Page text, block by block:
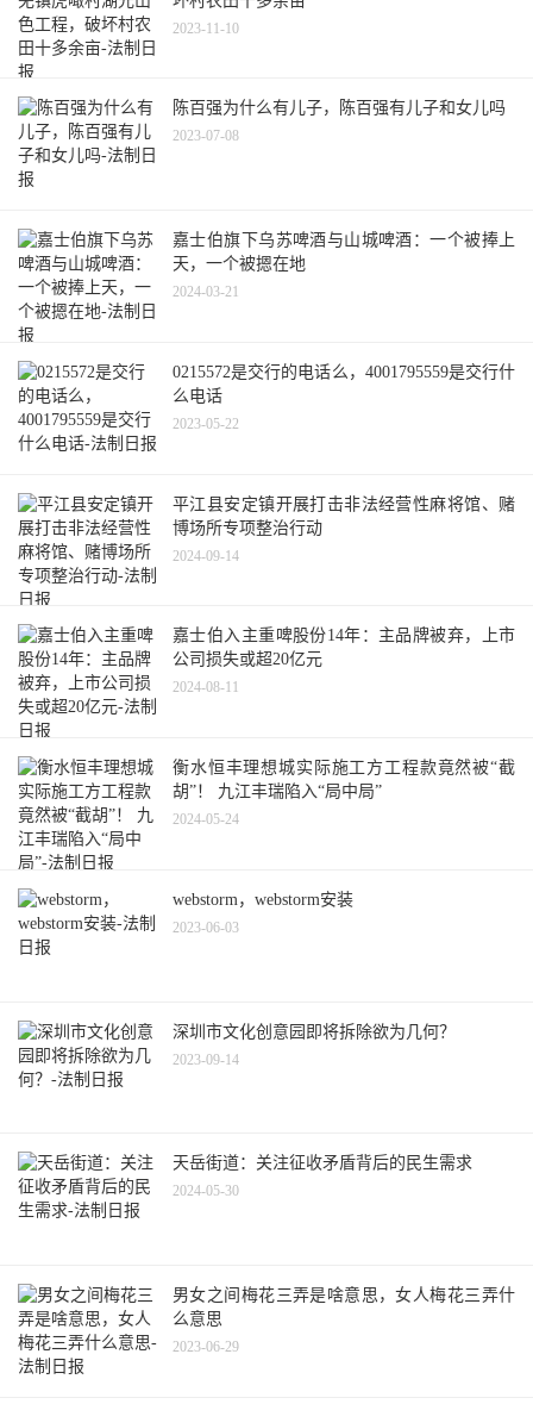
2023-11-10
陈百强为什么有儿子，陈百强有儿子和女儿吗
2023-07-08
嘉士伯旗下乌苏啤酒与山城啤酒：一个被捧上
天，一个被摁在地
2024-03-21
0215572是交行的电话么，4001795559是交行什
么电话
2023-05-22
平江县安定镇开展打击非法经营性麻将馆、赌
博场所专项整治行动
2024-09-14
嘉士伯入主重啤股份14年：主品牌被弃，上市
公司损失或超20亿元
2024-08-11
衡水恒丰理想城实际施工方工程款竟然被“截
胡”！ 九江丰瑞陷入“局中局”
2024-05-24
webstorm，webstorm安装
2023-06-03
深圳市文化创意园即将拆除欲为几何？
2023-09-14
天岳街道：关注征收矛盾背后的民生需求
2024-05-30
男女之间梅花三弄是啥意思，女人梅花三弄什
么意思
2023-06-29